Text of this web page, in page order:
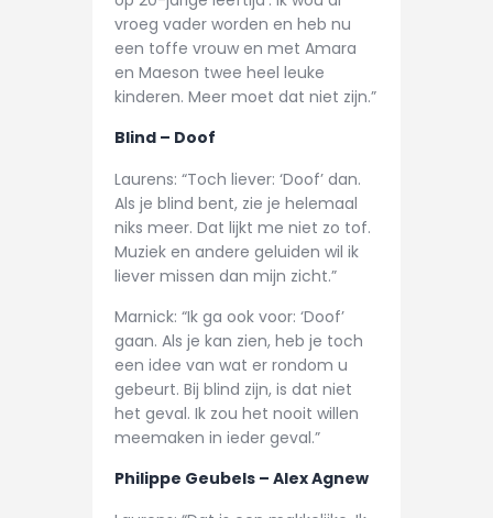
vroeg vader worden en heb nu
een toffe vrouw en met Amara
en Maeson twee heel leuke
kinderen. Meer moet dat niet zijn.”
Blind – Doof
Laurens: “Toch liever: ‘Doof’ dan.
Als je blind bent, zie je helemaal
niks meer. Dat lijkt me niet zo tof.
Muziek en andere geluiden wil ik
liever missen dan mijn zicht.”
Marnick: “Ik ga ook voor: ‘Doof’
gaan. Als je kan zien, heb je toch
een idee van wat er rondom u
gebeurt. Bij blind zijn, is dat niet
het geval. Ik zou het nooit willen
meemaken in ieder geval.”
Philippe Geubels – Alex Agnew